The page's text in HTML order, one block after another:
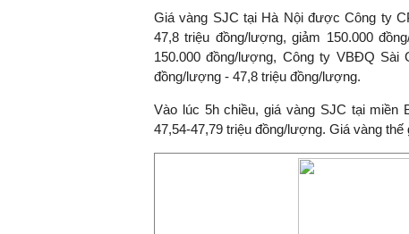
Giá vàng SJC tại Hà Nội được Công ty
47,8 triệu đồng/lượng, giảm 150.000
150.000 đồng/lượng, Công ty VBĐQ
đồng/lượng - 47,8 triệu đồng/lượng.
Vào lúc 5h chiều, giá vàng SJC tại
47,54-47,79 triệu đồng/lượng. Giá vàng